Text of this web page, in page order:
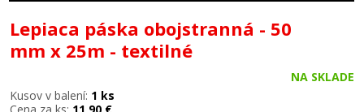
Lepiaca páska obojstranná - 50
mm x 25m - textilné
NA SKLADE
Kusov v balení: 1 ks